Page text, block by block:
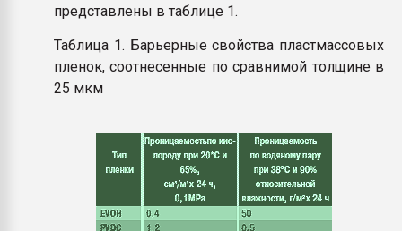
представлены в таблице 1.
Таблица 1. Барьерные свойства пластмассовых
пленок, соотнесенные по сравнимой толщине в
25 мкм